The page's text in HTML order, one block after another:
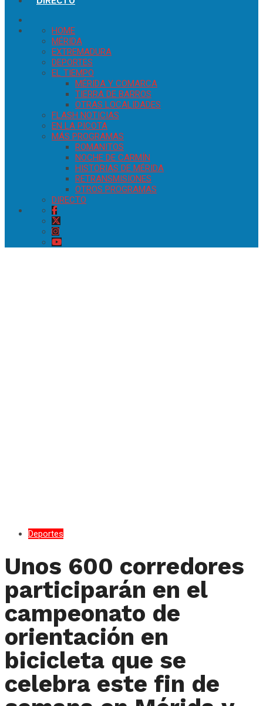
HOME
MÉRIDA
EXTREMADURA
DEPORTES
EL TIEMPO
MÉRIDA Y COMARCA
TIERRA DE BARROS
OTRAS LOCALIDADES
FLASH NOTICIAS
EN LA PICOTA
MÁS PROGRAMAS
ROMANITOS
NOCHE DE CARMÍN
HISTORIAS DE MÉRIDA
RETRANSMISIONES
OTROS PROGRAMAS
DIRECTO
Deportes
Unos 600 corredores
participarán en el
campeonato de
orientación en
bicicleta que se
celebra este fin de